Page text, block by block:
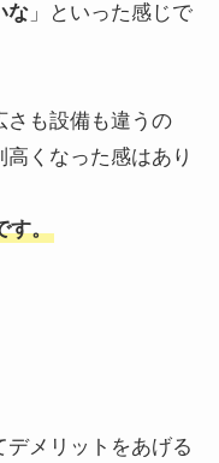
な」といった感じで
さも設備も違うの
くなった感はあり
す。
メリットをあげる